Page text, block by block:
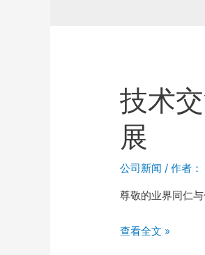
技术
展
公司新闻 / 作者：
尊敬的业界同仁
查看全文 »